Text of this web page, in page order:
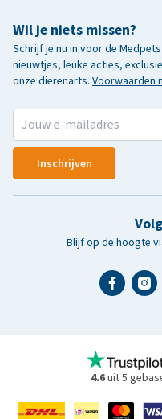
Wil je niets missen?
Schrijf je nu in voor de
nieuwtjes, leuke acties,
onze dierenarts. Voorwaarden
Inschrijven
Blijf op de hoogte
4.6uit 5